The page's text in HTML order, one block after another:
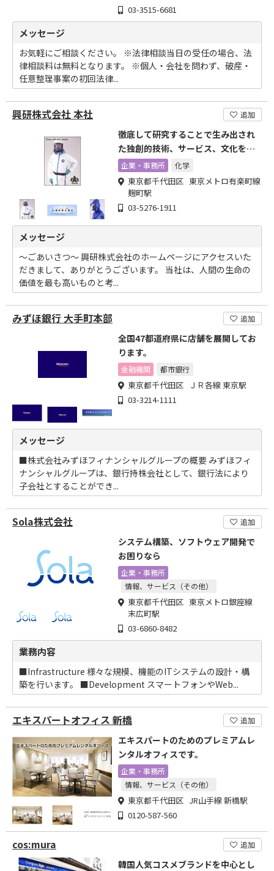
03-3515-6681
メッセージ
お気軽にご相談ください。 ※法律相談当日の受任の場合、法
律相談料は無料となります。 ※個人・会社を問わず、破産・
任意整理事案の初回法律...
興研株式会社 本社 追加
徹底して研究することで生み出され
た独創的技術、サービス、文化を提
供し、社会に貢献します。
企業・事務所 化学
東京都千代田区 東京メトロ有楽町線
麹町駅
03-5276-1911
メッセージ
～ごあいさつ～ 興研株式会社のホームページにアクセスいた
だきまして、ありがとうございます。 当社は、人間の生命の
価値を最も高いものと考...
みずほ銀行 大手町本部 追加
全国47都道府県に店舗を展開してお
ります。
金融機関 都市銀行
東京都千代田区 ＪＲ各線 東京駅
03-3214-1111
メッセージ
■株式会社みずほフィナンシャルグループの概要 みずほフィ
ナンシャルグループは、銀行持株会社として、銀行法により
子会社とすることができ...
Sola株式会社 追加
システム構築、ソフトウェア開発で
お困りなら
企業・事務所
情報、サービス（その他）
東京都千代田区 東京メトロ銀座線
末広町駅
03-6860-8482
業務内容
■Infrastructure 様々な規模、機能のITシステムの設計・構
築を行います。 ■Development スマートフォンやWeb...
エキスパートオフィス 新橋 追加
エキスパートのためのプレミアムレ
ンタルオフィスです。
企業・事務所
情報、サービス（その他）
東京都千代田区 JR山手線 新橋駅
0120-587-560
cos:mura 追加
韓国人気コスメブランドを中心とし